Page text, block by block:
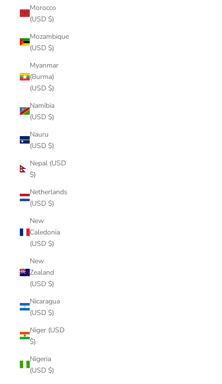
Morocco
(USD $)
Mozambique
(USD $)
Myanmar
(Burma)
(USD $)
Namibia
(USD $)
Nauru
(USD $)
Nepal (USD
$)
Netherlands
(USD $)
New
Caledonia
(USD $)
New
Zealand
(USD $)
Nicaragua
(USD $)
Niger (USD
$)
Nigeria
(USD $)